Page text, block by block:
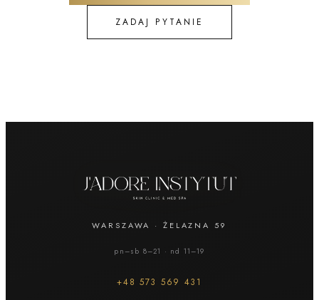
ZADAJ PYTANIE
WARSZAWA · ŻELAZNA 59
pn–sb 8–21 · nd 11–19
+48573 569 431